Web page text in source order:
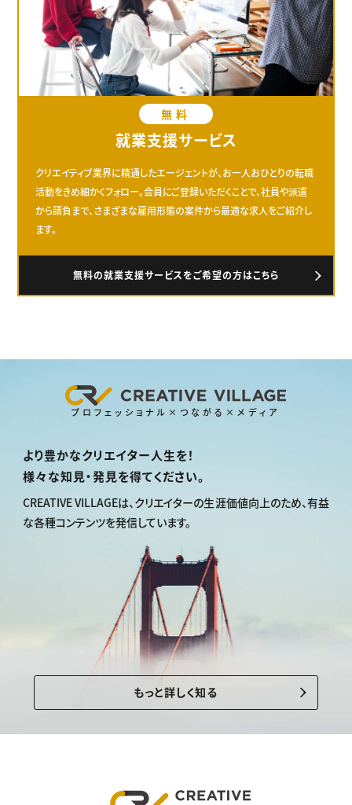
無料
就業支援サービス
クリエイティブ業界に精通したエージェントが、お一人おひとりの転職
活動をきめ細かくフォロー。会員にご登録いただくことで、社員や派遣
から請負まで、さまざまな雇用形態の案件から最適な求人をご紹介し
ます。
無料の就業支援サービスをご希望の方はこちら
プロフェッショナル×つながる×メディア
より豊かなクリエイター人生を！
様々な知見・発見を得てください。
CREATIVE VILLAGEは、 クリエイターの生涯価値向上のため、有益
な各種コンテンツを発信しています。
もっと詳しく知る